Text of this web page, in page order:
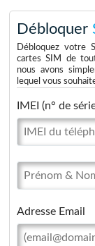
Débloquer
Débloquez votre
cartes SIM de
nous avons
lequel vous
IMEI (n° de
Adresse Email